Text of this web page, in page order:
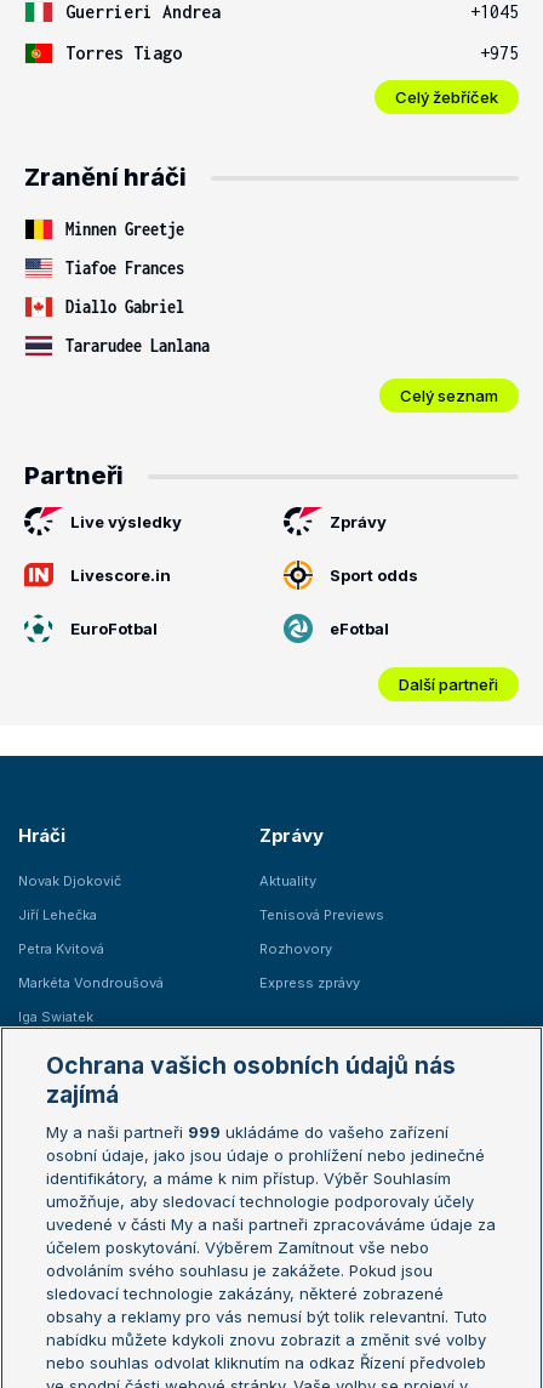
Guerrieri Andrea
+1045
Torres Tiago
+975
Celý žebříček
Zranění hráči
Minnen Greetje
Tiafoe Frances
Diallo Gabriel
Tararudee Lanlana
Celý seznam
Partneři
Live výsledky Zprávy
Livescore.in Sport odds
EuroFotbal eFotbal
Další partneři
Hráči
Novak Djokovič
Jiří Lehečka
Petra Kvitová
Markéta Vondroušová
Iga Swiatek
Zprávy
Aktuality
Tenisová Previews
Rozhovory
Express zprávy
Žebříčky
Žebříček ATP (muži)
Žebříček WTA (ženy)
Sázkařský žebříček
Australian Open
French Open
Wimbledon
US Open
Turnaj mistrů
Turnaj mistryň
Aktualní trendy
Ochrana vašich osobních údajů nás
zajímá
My a naši partneři 999 ukládáme do vašeho zařízení
osobní údaje, jako jsou údaje o prohlížení nebo jedinečné
identifikátory, a máme k nim přístup. Výběr Souhlasím
umožňuje, aby sledovací technologie podporovaly účely
uvedené v části My a naši partneři zpracováváme údaje za
účelem poskytování. Výběrem Zamítnout vše nebo
odvoláním svého souhlasu je zakážete. Pokud jsou
sledovací technologie zakázány, některé zobrazené
obsahy a reklamy pro vás nemusí být tolik relevantní. Tuto
nabídku můžete kdykoli znovu zobrazit a změnit své volby
nebo souhlas odvolat kliknutím na odkaz Řízení předvoleb